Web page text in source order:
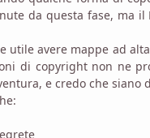
da questa fase, ma
utile avere mappe ad
di copyright non ne
e credo che